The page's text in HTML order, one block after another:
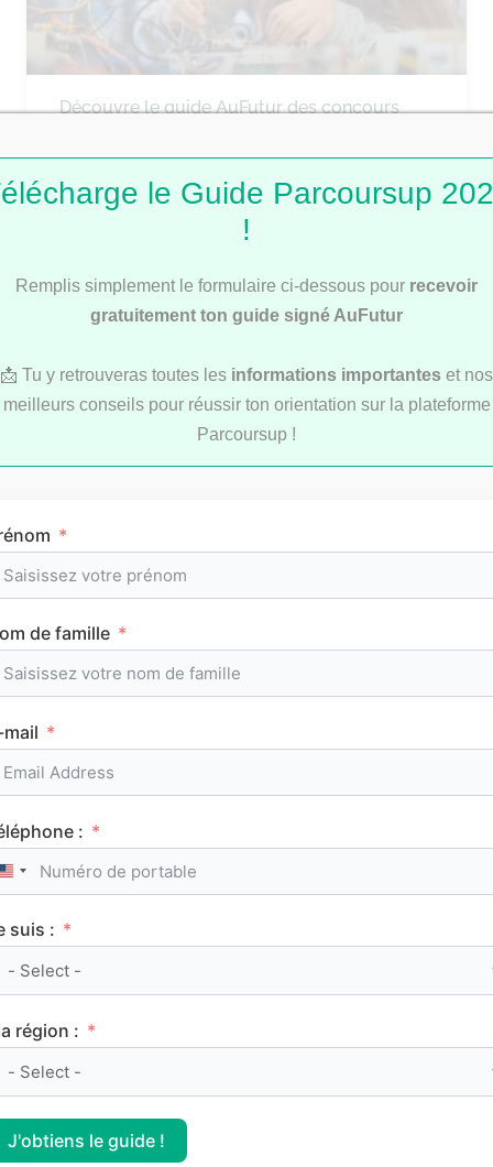
Découvre le guide AuFutur des concours
communs des écoles de commerce 2025
Tous les articles
AuFutur
La Dictée ELA pour lutter contre la maladie
le Guide Parcoursup
!
Remplis simplement le formulaire ci-dessous pour recevoir
gratuitement ton guide signé AuFutur
📩 Tu y retrouveras toutes les informations importantes et nos
meilleurs conseils pour réussir ton orientation sur la plateforme
Parcoursup !
de famille
:
United States +1
suis :
région :
J'obtiens le guide !